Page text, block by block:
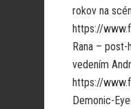
rokov na
https://
Rana –
vedením
https://
Demonic-